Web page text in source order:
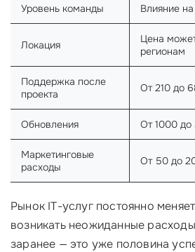
Уровень команды Влияние
Локация
Цена
регионам
Поддержка после
проекта
От 210 до
Обновления От 1000
Маркетинговые
расходы
От 50 до
Рынок IT-услуг постоянно
возникать неожиданные
заранее — это уже половина